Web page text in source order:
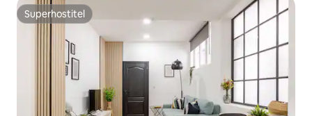
Superhostiteľ
Superhostiteľ